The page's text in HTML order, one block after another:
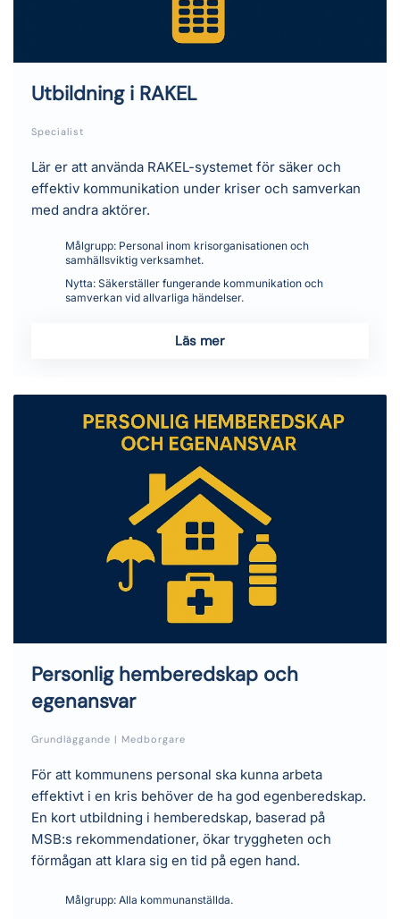
Utbildning i RAKEL
Specialist
Lär er att använda RAKEL-systemet för säker och
effektiv kommunikation under kriser och samverkan
med andra aktörer.
Målgrupp:Personal inom krisorganisationen och
samhällsviktig verksamhet.
Nytta:Säkerställer fungerande kommunikation och
samverkan vid allvarliga händelser.
Läs mer
Personlig hemberedskap och
egenansvar
Grundläggande | Medborgare
För att kommunens personal ska kunna arbeta
effektivt i en kris behöver de ha god egenberedskap.
En kort utbildning i hemberedskap, baserad på
MSB:s rekommendationer, ökar tryggheten och
förmågan att klara sig en tid på egen hand.
Målgrupp:Alla kommunanställda.